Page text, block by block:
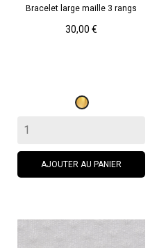
Bracelet large maille 3 rangs
Prix
30,00 €
Doré
AJOUTER AU PANIER